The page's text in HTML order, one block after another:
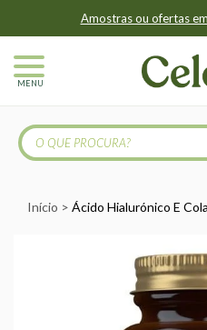
Amostras ou ofertas
MENU
Início Ácido Hialurónico E